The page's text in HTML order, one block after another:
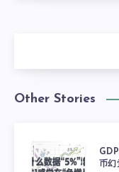
Other Stories
币幻